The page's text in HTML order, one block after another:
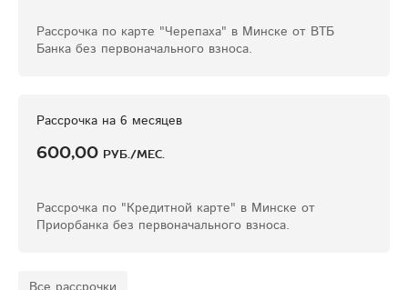
Рассрочка по карте "Черепаха" в Минске от ВТБ
Банка без первоначального взноса.
Рассрочка на 6 месяцев
600,00 руб./мес.
Рассрочка по "Кредитной карте" в Минске от
Приорбанка без первоначального взноса.
Все рассрочки